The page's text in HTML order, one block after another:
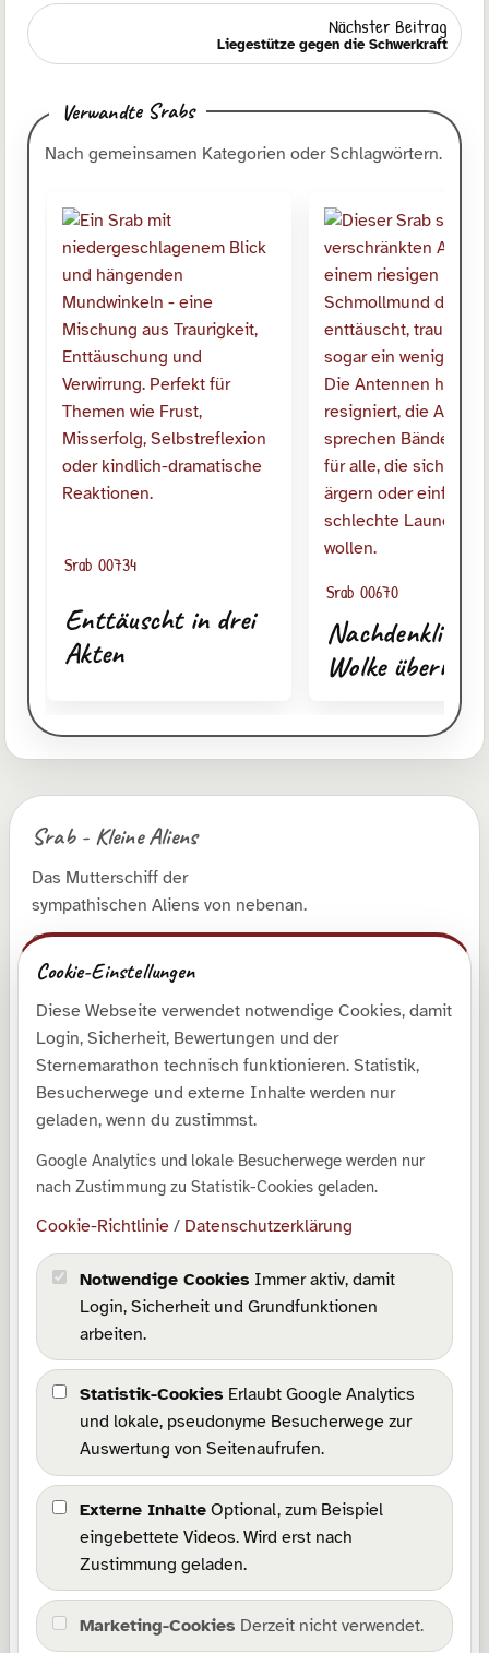
Nächster Beitrag
Liegestütze gegen die Schwerkraft
Verwandte Srabs
Nach gemeinsamen Kategorien oder Schlagwörtern.
Srab 00734
Enttäuscht in drei
Akten
Srab 00670
Nachdenklich
Wolke überm
Srab - Kleine Aliens
Das Mutterschiff der
sympathischen Aliens von nebenan.
© 2026 Roman Runge
Entdecken
Shop
Galerie
Kollektionen
Downloads
SrabLog
Über mich
Rechtliches
Impressum
Datenschutz
Barrierefreiheit
Wissensbasis
Cookie-Richtlinie
Cookie-Einstellungen
Kommunikation
Kontakt
Cookie-Einstellungen
Diese Webseite verwendet notwendige Cookies, damit
Login, Sicherheit, Bewertungen und der
Sternemarathon technisch funktionieren. Statistik,
Besucherwege und externe Inhalte werden nur
geladen, wenn du zustimmst.
Google Analytics und lokale Besucherwege werden nur
nach Zustimmung zu Statistik-Cookies geladen.
Cookie-Richtlinie / Datenschutzerklärung
Notwendige Cookies Immer aktiv, damit
Login, Sicherheit und Grundfunktionen
arbeiten.
Statistik-Cookies Erlaubt Google Analytics
und lokale, pseudonyme Besucherwege zur
Auswertung von Seitenaufrufen.
Externe Inhalte Optional, zum Beispiel
eingebettete Videos. Wird erst nach
Zustimmung geladen.
Marketing-Cookies Derzeit nicht verwendet.